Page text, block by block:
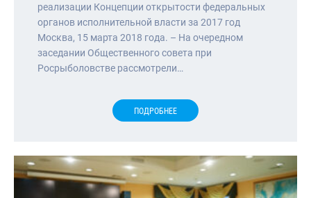
реализации Концепции открытости федеральных
органов исполнительной власти за 2017 год
Москва, 15 марта 2018 года. – На очередном
заседании Общественного совета при
Росрыболовстве рассмотрели…
ПОДРОБНЕЕ